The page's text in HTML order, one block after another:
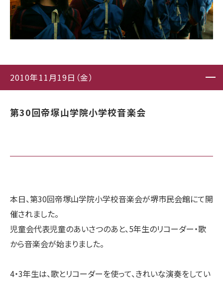
2010年11月19日（金）
第30回帝塚山学院小学校音楽会
本日、第30回帝塚山学院小学校音楽会が堺市民会館にて開
催されました。
児童会代表児童のあいさつのあと、5年生のリコーダー・歌
から音楽会が始まりました。
4・3年生は、歌とリコーダーを使って、きれいな演奏をしてい